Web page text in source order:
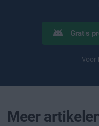
Gratis
Voor
Meer